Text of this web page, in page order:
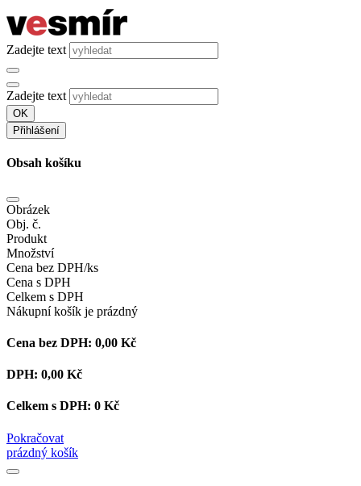
Zadejte text
Zadejte text
OK
Přihlášení
Obsah košíku
Obrázek
Obj. č.
Produkt
Množství
Cena bez DPH/ks
Cena s DPH
Celkem s DPH
Nákupní košík je prázdný
Cena bez DPH: 0,00 Kč
DPH: 0,00 Kč
Celkem s DPH: 0 Kč
Pokračovat
prázdný košík